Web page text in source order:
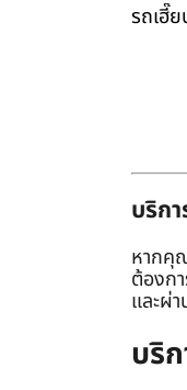
รถเฮี๊
บริก
หากคุ
ต้องก
และผ่
บริ